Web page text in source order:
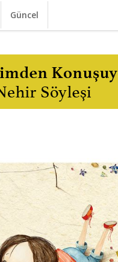
Güncel